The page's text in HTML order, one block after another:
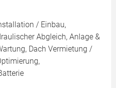
/ Einbau,
Abgleich, Anlage &
Dach Vermietung /